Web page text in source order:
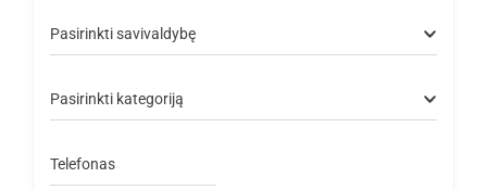
Pasirinkti savivaldybę
Pasirinkti kategoriją
Telefonas